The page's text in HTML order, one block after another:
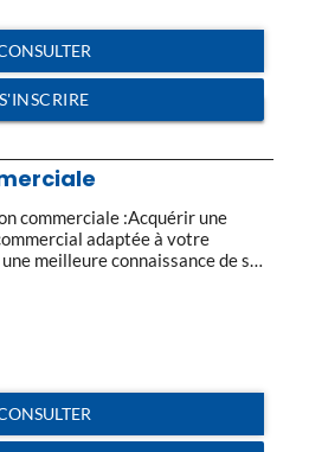
S'INSCRIRE
commerciale :Acquérir une
adaptée à votre
meilleure connaissance de soi
à maîtriser la prospection ;
de vente pour augmenter le CA